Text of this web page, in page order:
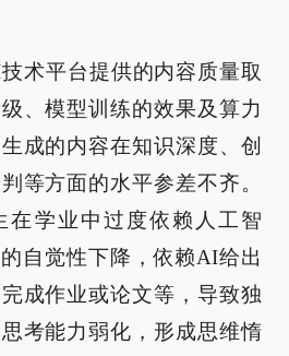
术平台提供的内容质量取
、模型训练的效果及算力
成的内容在知识深度、创
等方面的水平参差不齐。
在学业中过度依赖人工智
自觉性下降，依赖AI给出
成作业或论文等，导致独
考能力弱化，形成思维惰